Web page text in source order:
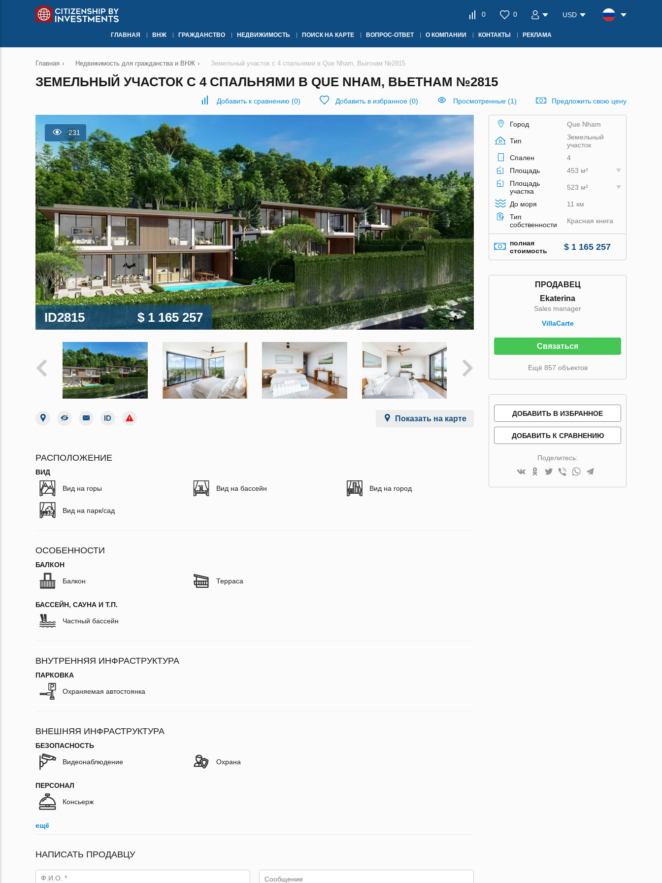
0 0 USD
ГЛАВНАЯ ВНЖ ГРАЖДАНСТВО НЕДВИЖИМОСТЬ ПОИСК НА КАРТЕ ВОПРОС-ОТВЕТ О КОМПАНИИ КОНТАКТЫ РЕКЛАМА
Главная › Недвижимость для гражданства и ВНЖ › Земельный участок с 4 спальнями в Que Nham, Вьетнам №2815
ЗЕМЕЛЬНЫЙ УЧАСТОК С 4 СПАЛЬНЯМИ В QUE NHAM, ВЬЕТНАМ №2815
Добавить к сравнению (0) Добавить в избранное (0) Просмотренные (1) Предложить свою цену
231
ID2815 $ 1 165 257
Показать на карте
РАСПОЛОЖЕНИЕ
ВИД
Вид на горы Вид на бассейн Вид на город
Вид на парк/сад
ОСОБЕННОСТИ
БАЛКОН
Балкон Терраса
БАССЕЙН, САУНА И Т.П.
Частный бассейн
ВНУТРЕННЯЯ ИНФРАСТРУКТУРА
ПАРКОВКА
Охраняемая автостоянка
ВНЕШНЯЯ ИНФРАСТРУКТУРА
БЕЗОПАСНОСТЬ
Видеонаблюдение Охрана
ПЕРСОНАЛ
Консьерж
ещё
НАПИСАТЬ ПРОДАВЦУ
Город Que Nham
Тип
Земельный
участок
Спален
4
Площадь
453 м²
Площадь
участка
523 м²
До моря
11 км
Тип
собственности
Красная книга
полная
стоимость
$ 1 165 257
ПРОДАВЕЦ
Ekaterina
Sales manager
VillaСarte
Связаться
Ещё 857 объектов
ДОБАВИТЬ В ИЗБРАННОЕ
ДОБАВИТЬ К СРАВНЕНИЮ
Поделитесь: